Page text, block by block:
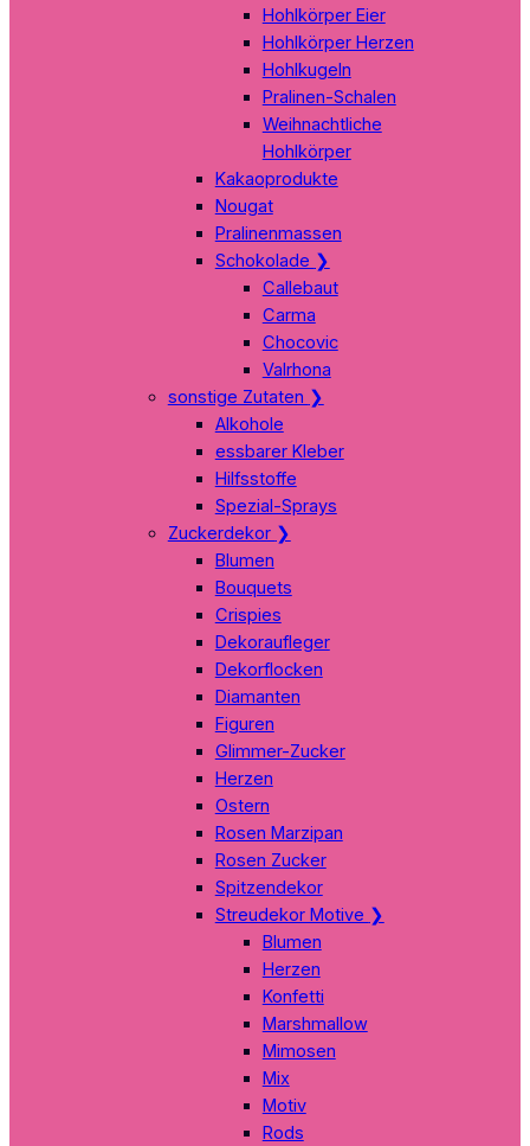
Hohlkörper Eier
Hohlkörper Herzen
Hohlkugeln
Pralinen-Schalen
Weihnachtliche
Hohlkörper
Kakaoprodukte
Nougat
Pralinenmassen
Schokolade ❯
Callebaut
Carma
Chocovic
Valrhona
sonstige Zutaten ❯
Alkohole
essbarer Kleber
Hilfsstoffe
Spezial-Sprays
Zuckerdekor ❯
Blumen
Bouquets
Crispies
Dekoraufleger
Dekorflocken
Diamanten
Figuren
Glimmer-Zucker
Herzen
Ostern
Rosen Marzipan
Rosen Zucker
Spitzendekor
Streudekor Motive ❯
Blumen
Herzen
Konfetti
Marshmallow
Mimosen
Mix
Motiv
Rods